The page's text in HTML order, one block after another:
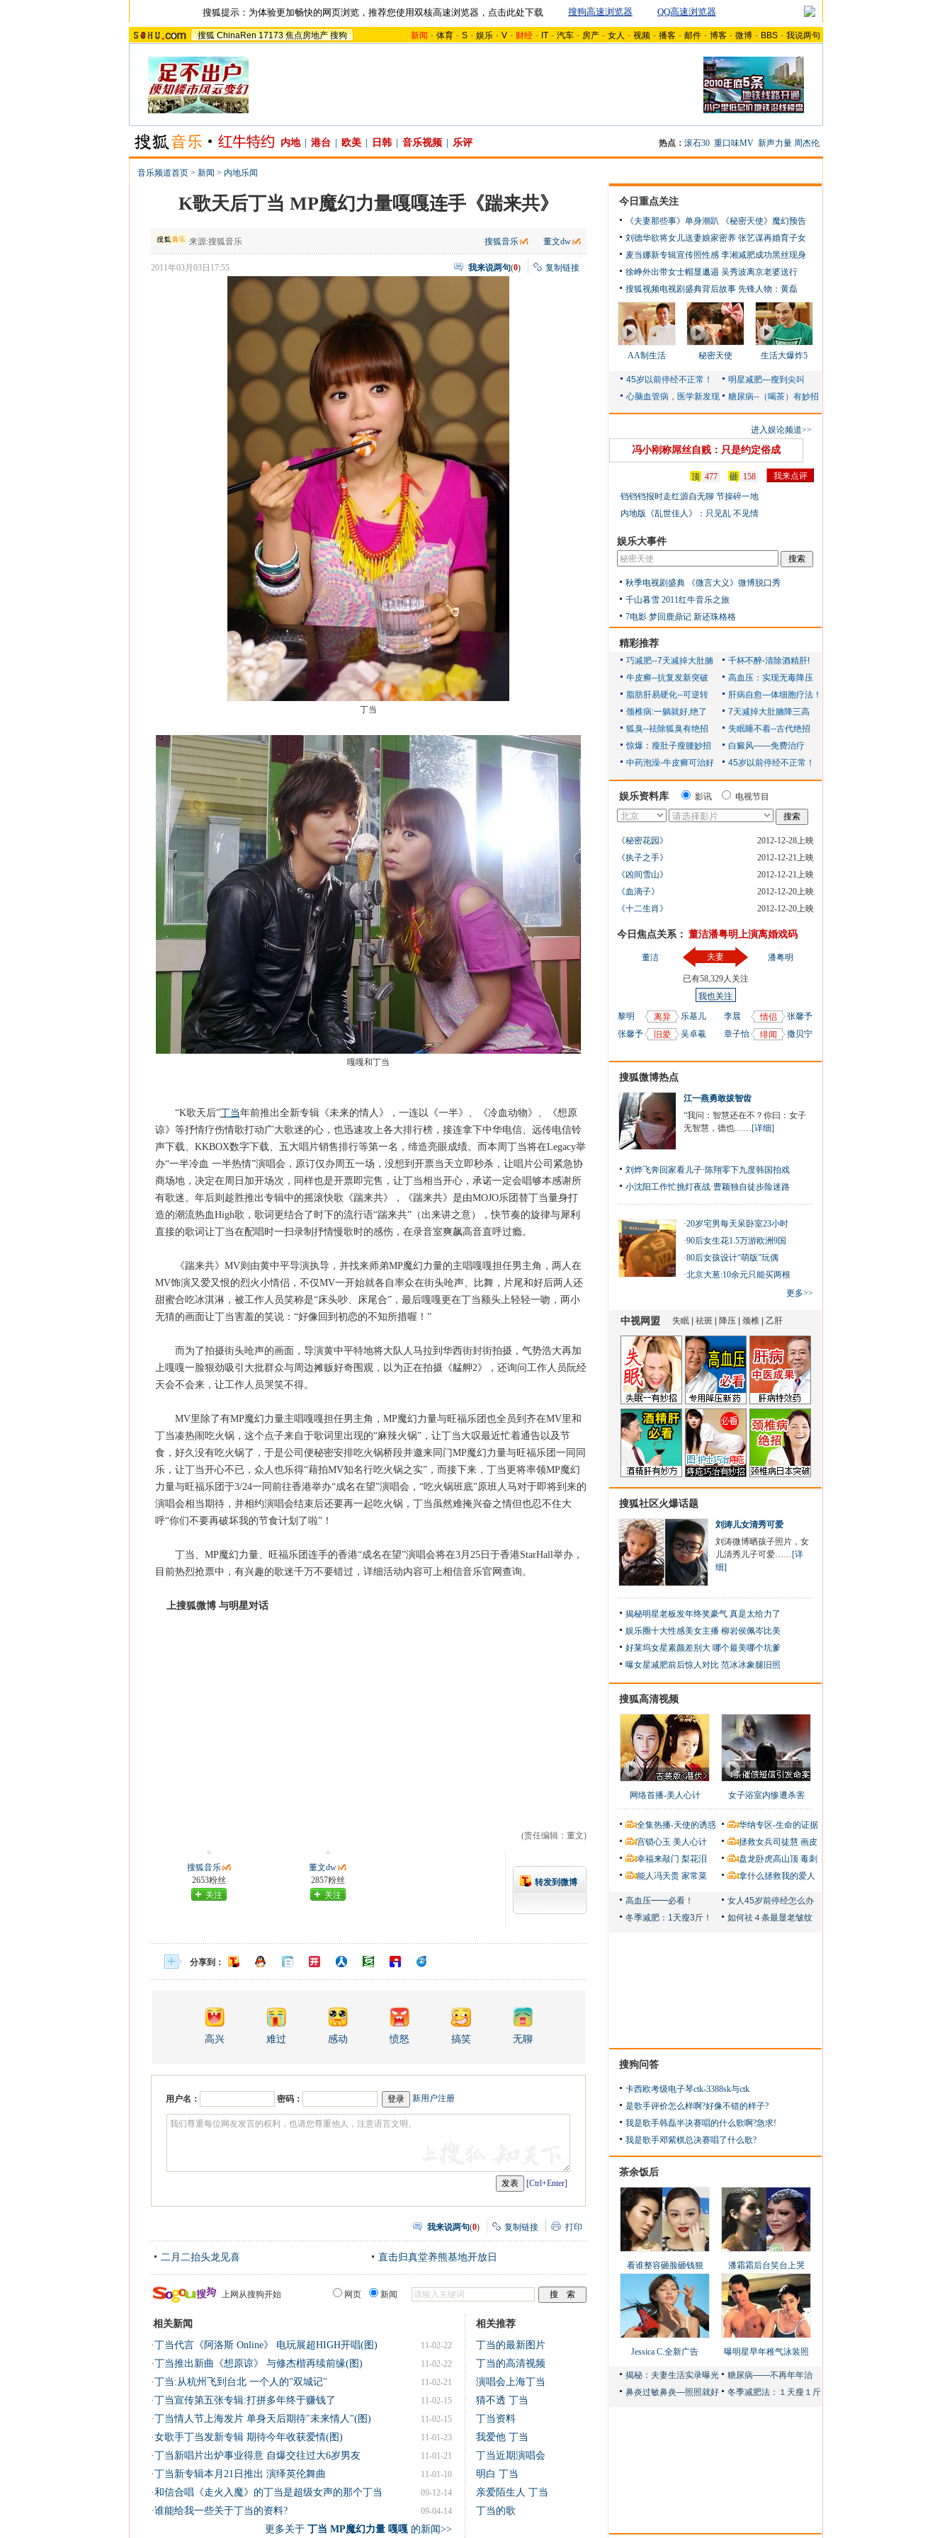
搜狐提示：为体验更加畅快的网页浏览，推荐您使用双核高速浏览器，点击此处下载 搜狗高速浏览器 QQ高速浏览器
搜狐 ChinaRen 17173 焦点房地产 搜狗 新闻 - 体育 - S - 娱乐 - V - 财经 - IT - 汽车 - 房产 - 女人 - 视频 - 播客 - 邮件 - 博客 - 微博 - BBS - 我说两句
内地 港台 欧美 日韩 音乐视频 乐评 热点： 滚石30 重口味MV 新声力量 周杰伦
音乐频道首页 > 新闻 > 内地乐闻
K歌天后丁当 MP魔幻力量嘎嘎连手《踹来共》
来源:搜狐音乐 搜狐音乐 董文dw
2011年03月03日17:55 我来说两句(0) 复制链接
丁当
嘎嘎和丁当
“K歌天后”丁当年前推出全新专辑《未来的情人》，一连以《一半》、《冷血动物》、《想原
谅》等抒情疗伤情歌打动广大歌迷的心，也迅速攻上各大排行榜，接连拿下中华电信、远传电信铃
声下载、KKBOX数字下载、五大唱片销售排行等第一名，缔造亮眼成绩。而本周丁当将在Legacy举
办“一半冷血 一半热情”演唱会，原订仅办周五一场，没想到开票当天立即秒杀，让唱片公司紧急协
商场地，决定在周日加开场次，同样也是开票即完售，让丁当相当开心，承诺一定会唱够本感谢所
有歌迷。年后则趁胜推出专辑中的摇滚快歌《踹来共》，《踹来共》是由MOJO乐团替丁当量身打
造的潮流热血High歌，歌词更结合了时下的流行语“踹来共”（出来讲之意），快节奏的旋律与犀利
直接的歌词让丁当在配唱时一扫录制抒情慢歌时的感伤，在录音室爽飙高音直呼过瘾。
《踹来共》MV则由黄中平导演执导，并找来师弟MP魔幻力量的主唱嘎嘎担任男主角，两人在
MV饰演又爱又恨的烈火小情侣，不仅MV一开始就各自率众在街头呛声、比舞，片尾和好后两人还
甜蜜合吃冰淇淋，被工作人员笑称是“床头吵、床尾合”，最后嘎嘎更在丁当额头上轻轻一吻，两小
无猜的画面让丁当害羞的笑说：“好像回到初恋的不知所措喔！”
而为了拍摄街头呛声的画面，导演黄中平特地将大队人马拉到华西街封街拍摄，气势浩大再加
上嘎嘎一脸狠劲吸引大批群众与周边摊贩好奇围观，以为正在拍摄《艋舺2》，还询问工作人员阮经
天会不会来，让工作人员哭笑不得。
MV里除了有MP魔幻力量主唱嘎嘎担任男主角，MP魔幻力量与旺福乐团也全员到齐在MV里和
丁当凑热闹吃火锅，这个点子来自于歌词里出现的“麻辣火锅”，让丁当大叹最近忙着通告以及节
食，好久没有吃火锅了，于是公司便秘密安排吃火锅桥段并邀来同门MP魔幻力量与旺福乐团一同同
乐，让丁当开心不已，众人也乐得“藉拍MV知名行吃火锅之实”，而接下来，丁当更将率领MP魔幻
力量与旺福乐团于3/24一同前往香港举办“成名在望”演唱会，“吃火锅班底”原班人马对于即将到来的
演唱会相当期待，并相约演唱会结束后还要再一起吃火锅，丁当虽然难掩兴奋之情但也忍不住大
呼“你们不要再破坏我的节食计划了啦”！
丁当、MP魔幻力量、旺福乐团连手的香港“成名在望”演唱会将在3月25日于香港StarHall举办，
目前热烈抢票中，有兴趣的歌迷千万不要错过，详细活动内容可上相信音乐官网查询。
上搜狐微博 与明星对话
(责任编辑：董文)
搜狐音乐
2653粉丝
关注
董文dw
2857粉丝
关注
转发到微博
分享到：
高兴 难过 感动 愤怒 搞笑 无聊
用户名： 密码： 新用户注册
[Ctrl+Enter]
我来说两句(0) 复制链接 打印
二月二抬头龙见喜 直击归真堂养熊基地开放日
上网从搜狗开始 网页 新闻
相关新闻
11-02-22
·丁当代言《阿洛斯 Online》 电玩展超HIGH开唱(图)
11-02-22
·丁当推出新曲《想原谅》 与修杰楷再续前缘(图)
11-02-21
·丁当:从杭州飞到台北 一个人的"双城记"
11-02-15
·丁当宣传第五张专辑:打拼多年终于赚钱了
11-02-15
·丁当情人节上海发片 单身天后期待"未来情人"(图)
11-01-23
·女歌手丁当发新专辑 期待今年收获爱情(图)
11-01-21
·丁当新唱片出炉事业得意 自爆交往过大6岁男友
11-01-10
·丁当新专辑本月21日推出 演绎英伦舞曲
09-12-14
·和信合唱《走火入魔》的丁当是超级女声的那个丁当
09-04-14
·谁能给我一些关于丁当的资料?
更多关于 丁当 MP魔幻力量 嘎嘎的新闻>>
相关推荐
丁当的最新图片
丁当的高清视频
演唱会上海丁当
猜不透 丁当
丁当资料
我爱他 丁当
丁当近期演唱会
明白 丁当
亲爱陌生人 丁当
丁当的歌
今日重点关注
《夫妻那些事》单身潮趴
《秘密天使》魔幻预告
刘德华欲将女儿送妻娘家密养 张艺谋再婚育子女
麦当娜新专辑宣传照性感 李湘减肥成功黑丝现身
徐峥外出带女士帽显邋遢 吴秀波离京老婆送行
搜狐视频电视剧盛典背后故事 先锋人物：黄磊
AA制生活 秘密天使 生活大爆炸5
进入娱论频道>>
冯小刚称屌丝自贱：只是约定俗成
顶 477 砸
158
铛铛铛报时走红源自无聊 节操碎一地
内地版《乱世佳人》：只见乱 不见情
娱乐大事件
秋季电视剧盛典
《微言大义》微博脱口秀
千山暮雪 2011红牛音乐之旅
7电影 梦回鹿鼎记 新还珠格格
精彩推荐
娱乐资料库 影讯 电视节目
《秘密花园》
2012-12-28上映
《执子之手》
2012-12-21上映
《凶间雪山》
2012-12-21上映
《血滴子》
2012-12-20上映
《十二生肖》
2012-12-20上映
今日焦点关系： 董洁潘粤明上演离婚戏码
董洁 夫妻
已有58,329人关注
我也关注
潘粤明
黎明 离异
乐基儿
张馨予
旧爱 吴卓羲
李晨 情侣
张馨予
章子怡
绯闻 撒贝宁
搜狐微博热点
江一燕勇敢拔智齿
“我问：智慧还在不？你曰：女子
无智慧，德也……[详细]
刘烨飞奔回家看儿子·陈翔零下九度韩国拍戏
小沈阳工作忙挑灯夜战·曹颖独自徒步险迷路
·20岁宅男每天呆卧室23小时
·90后女生花1.5万游欧洲9国
·80后女孩设计“萌版”玩偶
·北京大葱:10余元只能买两根
更多>>
搜狐社区火爆话题
刘涛儿女清秀可爱
刘涛微博晒孩子照片，女
儿清秀儿子可爱……[详
细]
揭秘明星老板发年终奖豪气 真是太给力了
娱乐圈十大性感美女主播 柳岩侯佩岑比美
好莱坞女星素颜差别大 哪个最美哪个坑爹
曝女星减肥前后惊人对比 范冰冰象腿旧照
搜狐高清视频
网络首播-美人心计 女子浴室内惨遭杀害
全集热播-天使的诱惑
华纳专区-生命的证据
宫锁心玉 美人心计 拯救女兵司徒慧 画皮
幸福来敲门 梨花泪 盘龙卧虎高山顶 毒刺
能人冯天贵 家常菜 拿什么拯救我的爱人
搜狗问答
卡西欧考级电子琴ctk-3388sk与ctk
是歌手评价怎么样啊?好像不错的样子?
我是歌手韩磊半决赛唱的什么歌啊?急求!
我是歌手邓紫棋总决赛唱了什么歌?
茶余饭后
看谁整容砸脸砸钱狠 潘霜霜后台笑台上哭
Jessica C.全新广告 曝明星早年稚气泳装照